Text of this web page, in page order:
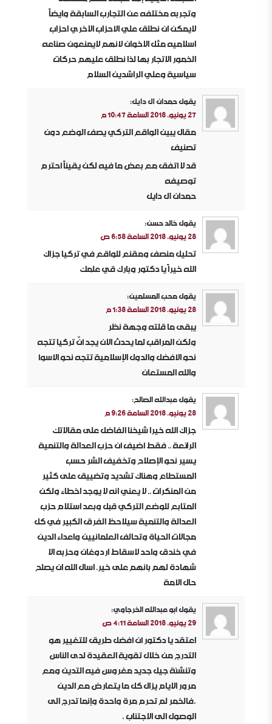
وتجربه مختلفه عن التجارب السابقة وايضاً
لايمكن ان نطلق علي الأحزاب الآخري احزاب
اسلاميه مثل الاخوان لأنهم لايمنعون صناعه
الخمور الاتجار بها لذا نطلق عليهم حركات
سياسية وعلي الراشدين السلام
يقولحمدان آل دايل:
27 يونيو، 2018 الساعة 10:47 م
مقال يبين الواقع التركي يصف الوضع دون
تصنيف
قد لا أتفق مع بعض ما فيه لكن يقيناً أحترم
توصيفه
حمدان آل دايل
يقولخالد حسن:
28 يونيو، 2018 الساعة 6:58 ص
تحليل منصف ومقنع للواقع في تركيا جزاك
الله خيراً يا دكتور وبارك قي علمك
يقولمحب المسلمين:
28 يونيو، 2018 الساعة 1:38 م
يبقى ما قلته وجهة نظر
ولكن المراقب لما يحدث الان يجد أنّ تركيا تتجه
نحو الأفضل والدول الإسلامية تتجه نحو الأسوأ
والله المستعان
يقولعبدالله الصالح:
28 يونيو، 2018 الساعة 9:26 م
جزاك الله خيرا شيخنا الفاضل على مقالاتك
الرائعة .. فقط أضيف أن حزب العدالة والتنمية
يسير نحو الإصلاح وتخفيف الشر حسب
المستطاع وهناك تشديد وتضييق على كثير
من المنكرات .. لا يعني انه لا يوجد اخطاء ولكن
المتابع للوضع التركي قبل وبعد استلام حزب
العدالة والتنمية سيلاحظ الفرق الكبير في كل
مجالات الحياة وتحالف العلمانيين واعداء الدين
في خندق واحد لاسقاط اردوغان وحزبه الا
شهادة لهم بأنهم على خير. اسال الله ان يصلح
حال الأمة
يقولأبو عبدالله الخرجاوي:
29 يونيو، 2018 الساعة 4:11 ص
اعتقد يا دكتور أن أفضل طريق للتغيير هو
التدرج من خلال تقوية العقيدة لدى الناس
وتنشئة جيل جديد مغروس فيه التدين ومع
مرور الايام يزال كل ما يتعارض مع الدين
،فالخمر لم تحرم مرة واحدة وإنما تدرج الى
الوصول الى الاجتناب ،